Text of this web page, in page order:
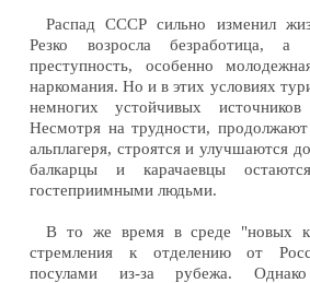
Распад СССР сильно изменил
Резко возросла
преступность, особенно
наркомания. Но и в этих условиях
немногих устойчивых
Несмотря на трудности,
альплагеря, строятся и улучшаются
балкарцы и карачаевцы
гостеприимными людьми.
В то же время в среде "новых
стремления к отделению от
посулами из-за рубежа.